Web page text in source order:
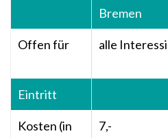
Bremen
Offen für alle
Eintritt
Kosten (in
7,-